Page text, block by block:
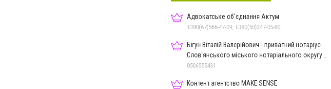
Адвокатське об'єднання Актум
+380(67)566-47-09, +380(50)347-05-80
Бігун Віталій Валерійович - приватний нотаріус
Слов'янського міського нотаріального округу
Дон.обл.
0506555431
Контент агентство MAKE SENSE